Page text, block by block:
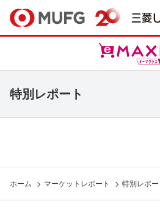
特別レポート
ホーム マーケットレポート 特別レポー